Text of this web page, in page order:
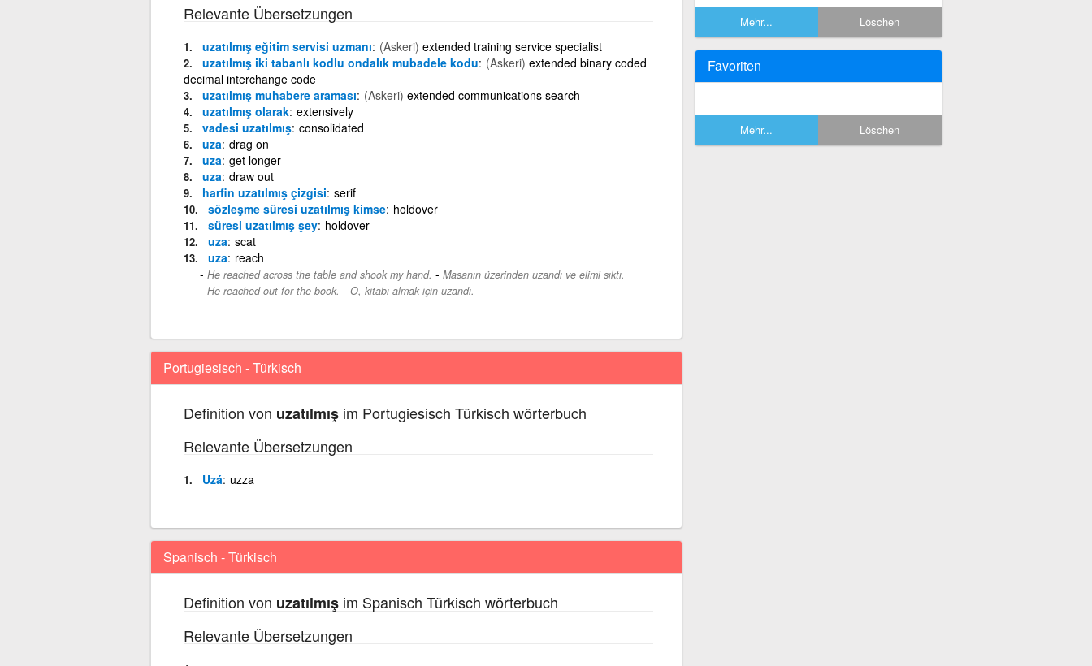
Relevante Übersetzungen
uzatılmış eğitim servisi uzmanı (Askeri) extended training service specialist
uzatılmış iki tabanlı kodlu ondalık mubadele kodu (Askeri) extended binary coded
decimal interchange code
uzatılmış muhabere araması (Askeri) extended communications search
uzatılmış olarak extensively
vadesi uzatılmış consolidated
uza drag on
uza get longer
uza draw out
harfin uzatılmış çizgisi serif
sözleşme süresi uzatılmış kimse holdover
süresi uzatılmış şey holdover
uza scat
uza reach
He reached across the table and shook my hand. - Masanın üzerinden uzandı ve elimi sıktı.
He reached out for the book. - O, kitabı almak için uzandı.
Portugiesisch - Türkisch
Definition von uzatılmışim Portugiesisch Türkisch wörterbuch
Relevante Übersetzungen
Uzá uzza
Spanisch - Türkisch
Definition von uzatılmışim Spanisch Türkisch wörterbuch
Relevante Übersetzungen
Mehr... Löschen
Favoriten
Mehr... Löschen